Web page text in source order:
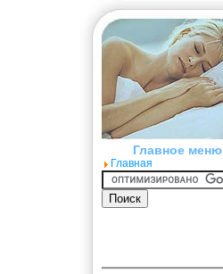
Главное меню
Главная